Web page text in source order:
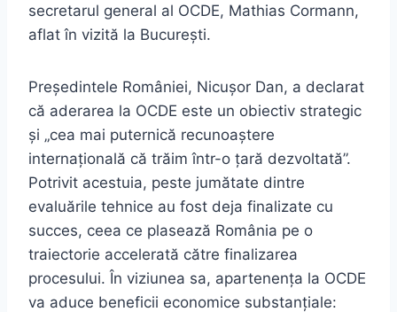
secretarul general al OCDE, Mathias Cormann,
aflat în vizită la București.
Președintele României, Nicușor Dan, a declarat
că aderarea la OCDE este un obiectiv strategic
și „cea mai puternică recunoaștere
internațională că trăim într-o țară dezvoltată”.
Potrivit acestuia, peste jumătate dintre
evaluările tehnice au fost deja finalizate cu
succes, ceea ce plasează România pe o
traiectorie accelerată către finalizarea
procesului. În viziunea sa, apartenența la OCDE
va aduce beneficii economice substanțiale: